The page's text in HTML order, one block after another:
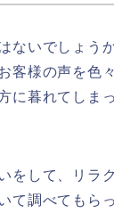
ないでしょう
客様の声を色
に暮れてしま
をして、リラ
て調べてもら